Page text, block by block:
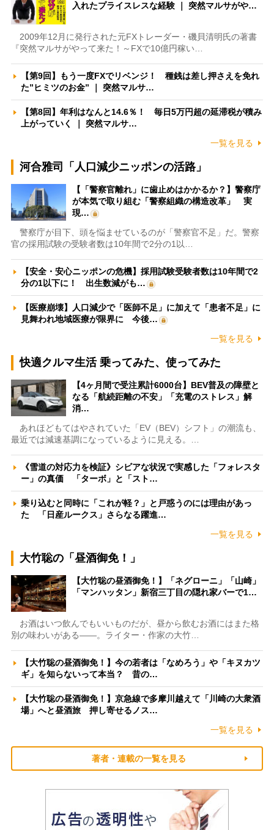
入れたプライスレスな経験 ｜ 突然マルサがや…
2009年12月に発行された元FXトレーダー・磯貝清明氏の著書
『突然マルサがやって来た！～FXで10億円稼い…
【第9回】もう一度FXでリベンジ！ 種銭は差し押さえを免れ
た”ヒミツのお金” ｜ 突然マルサ…
【第8回】年利はなんと14.6％！ 毎日5万円超の延滞税が積み
上がっていく ｜ 突然マルサ…
一覧を見る
河合雅司「人口減少ニッポンの活路」
【「警察官離れ」に歯止めはかかるか？】警察庁
が本気で取り組む「警察組織の構造改革」 実
現…
警察庁が目下、頭を悩ませているのが「警察官不足」だ。警察
官の採用試験の受験者数は10年間で2分の1以…
【安全・安心ニッポンの危機】採用試験受験者数は10年間で2
分の1以下に！ 出生数減がも…
【医療崩壊】人口減少で「医師不足」に加えて「患者不足」に
見舞われ地域医療が限界に 今後…
一覧を見る
快適クルマ生活 乗ってみた、使ってみた
【4ヶ月間で受注累計6000台】BEV普及の障壁と
なる「航続距離の不安」「充電のストレス」解
消…
あれほどもてはやされていた「EV（BEV）シフト」の潮流も、
最近では減速基調になっているように見える。…
《雪道の対応力を検証》シビアな状況で実感した「フォレスタ
ー」の真価 「ターボ」と「スト…
乗り込むと同時に「これが軽？」と戸惑うのには理由があっ
た 「日産ルークス」さらなる躍進…
一覧を見る
大竹聡の「昼酒御免！」
【大竹聡の昼酒御免！】「ネグローニ」「山崎」
「マンハッタン」新宿三丁目の隠れ家バーで1…
お酒はいつ飲んでもいいものだが、昼から飲むお酒にはまた格
別の味わいがある――。ライター・作家の大竹…
【大竹聡の昼酒御免！】今の若者は「なめろう」や「キヌカツ
ギ」を知らないって本当？ 昔の…
【大竹聡の昼酒御免！】京急線で多摩川越えて「川崎の大衆酒
場」へと昼酒旅 押し寄せるノス…
一覧を見る
著者・連載の一覧を見る